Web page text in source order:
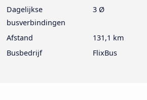
Dagelijkse
busverbindingen
3 Ø
Afstand
131,1 km
Busbedrijf
FlixBus